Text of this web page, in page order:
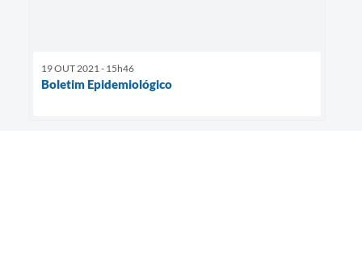
19 OUT 2021 - 15h46
Boletim Epidemiológico